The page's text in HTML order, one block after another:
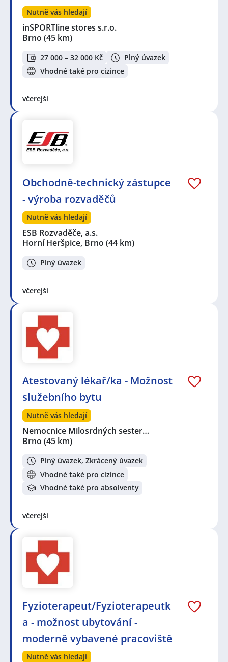
Nutně vás hledají
inSPORTline stores s.r.o.
Brno (45 km)
27 000 – 32 000 Kč
Plný úvazek
Vhodné také pro cizince
včerejší
Obchodně-technický zástupce
- výroba rozvaděčů
Nutně vás hledají
ESB Rozvaděče, a.s.
Horní Heršpice, Brno (44 km)
Plný úvazek
včerejší
Atestovaný lékař/ka - Možnost
služebního bytu
Nutně vás hledají
Nemocnice Milosrdných sester…
Brno (45 km)
Plný úvazek, Zkrácený úvazek
Vhodné také pro cizince
Vhodné také pro absolventy
včerejší
Fyzioterapeut/Fyzioterapeutk
a - možnost ubytování -
moderně vybavené pracoviště
Nutně vás hledají